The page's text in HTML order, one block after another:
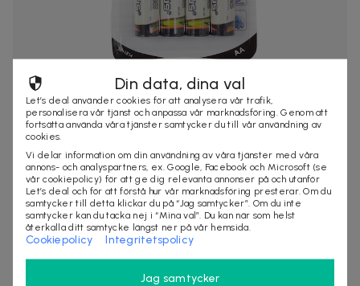
129 kr
Uppladdningsbara AA-batterier 4700 mAh 4-pack
Uppladdningsbara AA-batterier med hög kapacitet för
vardaglig elektronik.
Din data, dina val
Let’s deal använder cookies för att analysera vår trafik,
personalisera vår tjänst och anpassa vår marknadsföring. Genom att
fortsätta använda våra tjänster samtycker du till vår användning av
cookies.
Vi delar information om din användning av våra tjänster med våra
annons- och analyspartners, ex. Google, Facebook och Microsoft (se
vår cookiepolicy) för att ge dig relevanta annonser på och utanför
Let’s deal och för att förstå hur vår marknadsföring presterar. Om du
samtycker till detta klickar du på “Jag samtycker”. Om du inte
samtycker kan du tacka nej i “Mina val”. Du kan när som helst
återkalla ditt samtycke längst ner på vår hemsida.
Cookiepolicy Integritetspolicy
Jag samtycker